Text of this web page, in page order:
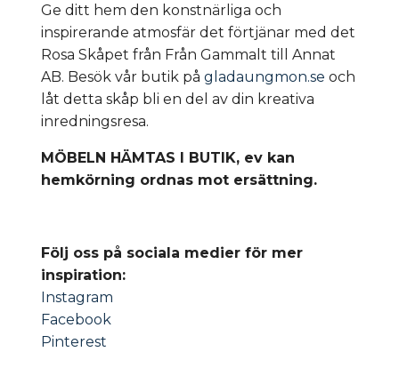
Ge ditt hem den konstnärliga och
inspirerande atmosfär det förtjänar med det
Rosa Skåpet från Från Gammalt till Annat
AB. Besök vår butik på gladaungmon.se och
låt detta skåp bli en del av din kreativa
inredningsresa.
MÖBELN HÄMTAS I BUTIK, ev kan
hemkörning ordnas mot ersättning.
Följ oss på sociala medier för mer
inspiration:
Instagram
Facebook
Pinterest